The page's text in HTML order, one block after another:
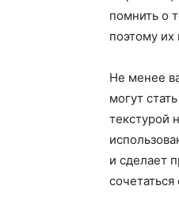
помнить о
поэтому их
Не менее
могут
текстурой
и сделает